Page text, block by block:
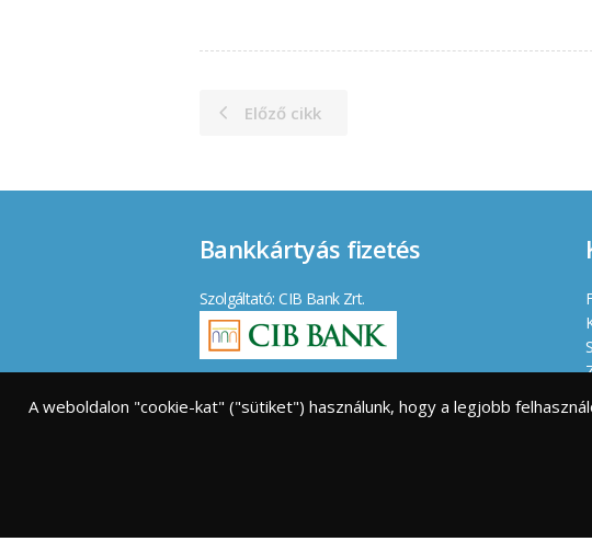
Előző cikk
Bankkártyás fizetés
Szolgáltató: CIB Bank Zrt.
A weboldalon "cookie-kat" ("sütiket") használunk, hogy a legjobb